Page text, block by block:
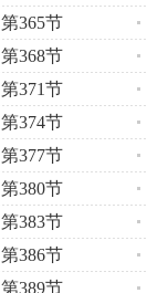
第365节
第368节
第371节
第374节
第377节
第380节
第383节
第386节
第389节